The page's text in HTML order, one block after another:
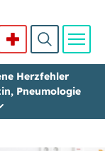
Herzfehler
Pneumologie